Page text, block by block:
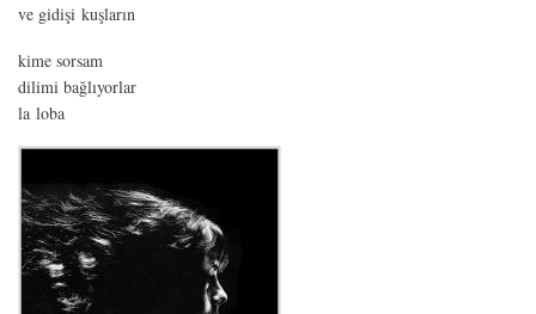
ve gidişi kuşların
kime sorsam
dilimi bağlıyorlar
la loba